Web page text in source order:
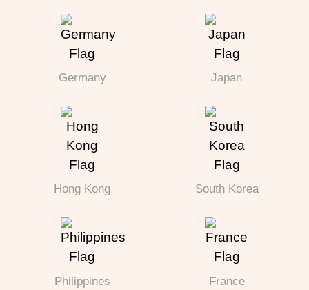
Germany Japan
Hong Kong South Korea
Philippines France